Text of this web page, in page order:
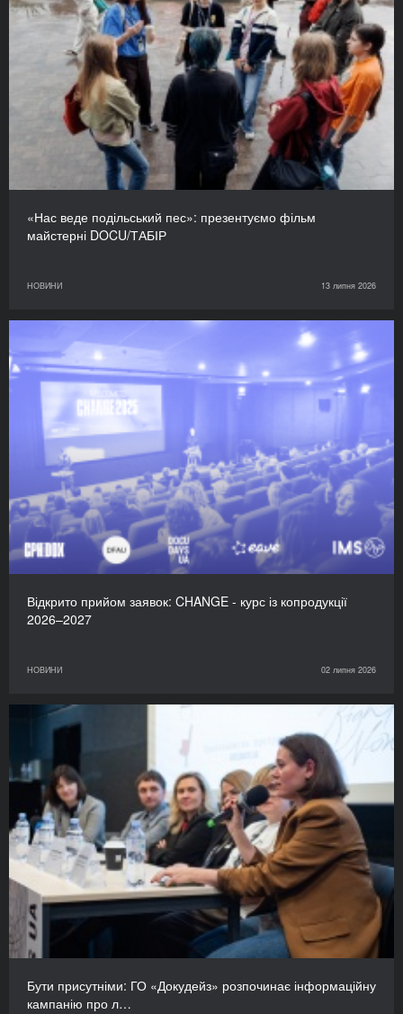
«Нас веде подільський пес»: презентуємо фільм
майстерні DOCU/ТАБІР
НОВИНИ 13 липня 2026
Відкрито прийом заявок: CHANGE - курс із копродукції
2026–2027
НОВИНИ 02 липня 2026
Бути присутніми: ГО «Докудейз» розпочинає інформаційну
кампанію про л…